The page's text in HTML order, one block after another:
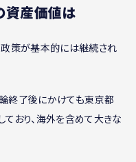
資産価値は
策が基本的には継続され
終了後にかけても東京都
おり、海外を含めて大きな